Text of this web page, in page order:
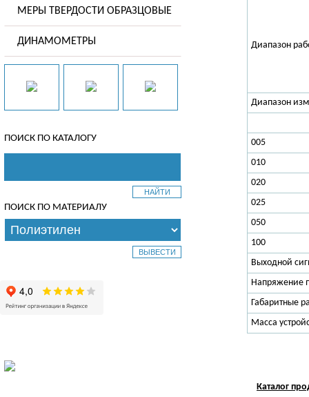
МЕРЫ ТВЕРДОСТИ ОБРАЗЦОВЫЕ
ДИНАМОМЕТРЫ
ПОИСК ПО КАТАЛОГУ
ПОИСК ПО МАТЕРИАЛУ
Диапазон
Диапазон
005
010
020
025
050
100
Выходной
Напряжение
Габаритные
Масса
Каталог